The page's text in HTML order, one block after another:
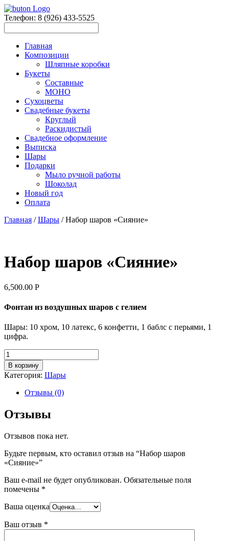
Телефон: 8 (926) 433-5525
Главная
Композиции
Шляпные коробки
Букеты
Составные
МОНО
Сухоцветы
Свадебные букеты
Круглый
Раскидистый
Свадебное оформление
Выписка
Шары
Подарки
Мыло ручной работы
Шоколад
Новый год
Оплата
Главная /Шары / Набор шаров «Сияние»
Набор шаров «Сияние»
6,500.00 Р
Фонтан из воздушных шаров с гелием
Шары: 10 хром, 10 латекс, 6 конфетти, 1 баблс с перьями, 1
цифра.
Количество
В корзину
Категория: Шары
Отзывы (0)
Отзывы
Отзывов пока нет.
Будьте первым, кто оставил отзыв на “Набор шаров
«Сияние»”
Ваш e-mail не будет опубликован. Обязательные поля
помечены *
Ваша оценка
Ваш отзыв *